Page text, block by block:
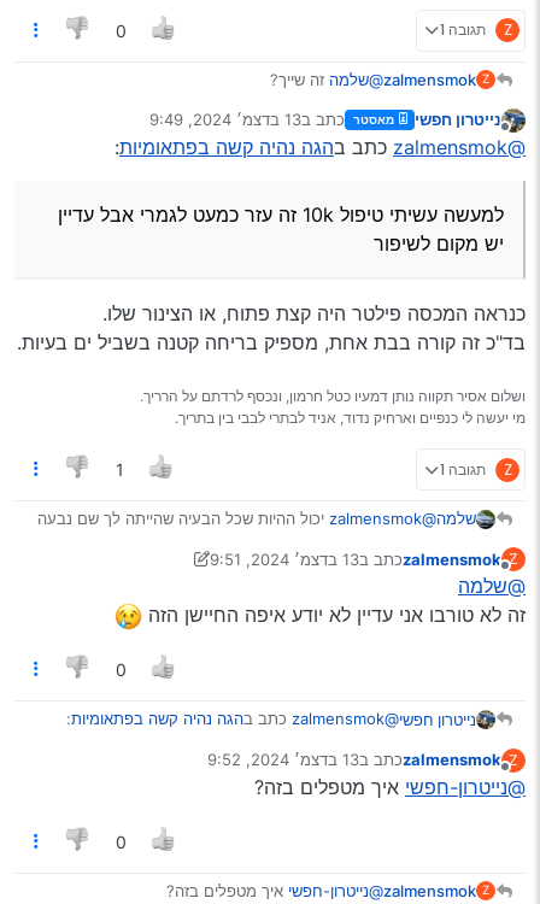
Z תגובה 1 0
Z
zalmensmok@שלמה זה שייך?
למעשה עשיתי טיפול 10k זה עזר כמעט לגמרי אבל
עדיין יש מקום לשיפור
מנותק
נייטרון חפשי מאסטר כתב ב13 בדצמ׳ 2024, 9:49
נערך לאחרונה על ידי
@zalmensmok כתב בהגה נהיה קשה בפתאומיות:
למעשה עשיתי טיפול 10k זה עזר כמעט לגמרי אבל עדיין
יש מקום לשיפור
כנראה המכסה פילטר היה קצת פתוח, או הצינור שלו.
בד"כ זה קורה בבת אחת, מספיק בריחה קטנה בשביל ים בעיות.
ושלום אסיר תקווה נותן דמעיו כטל חרמון, ונכסף לרדתם על הרריך.
מי יעשה לי כנפיים וארחיק נדוד, אניד לבתרי לבבי בין בתריך.
Z תגובה 1 1
שלמה@zalmensmok
יכול ההיות שכל הבעיה שהייתה לך שם נבעה
יכול להיות שעכשיו זו החמרה לאז!
Z
מנותק
zalmensmokכתב ב13 בדצמ׳ 2024, 9:51
נערך לאחרונה על ידי zalmensmok
@שלמה
זה לא טורבו אני עדיין לא יודע איפה החיישן הזה
0
נייטרון חפשי@zalmensmok כתב בהגה נהיה קשה בפתאומיות:
כנראה המכסה פילטר היה קצת פתוח, או הצינור שלו.
בד"כ זה קורה בבת אחת, מספיק בריחה קטנה בשביל ים
Z
zalmensmokכתב ב13 בדצמ׳ 2024, 9:52
נערך לאחרונה על ידי
@נייטרון-חפשי איך מטפלים בזה?
0
Z
zalmensmok@נייטרון-חפשי איך מטפלים בזה?